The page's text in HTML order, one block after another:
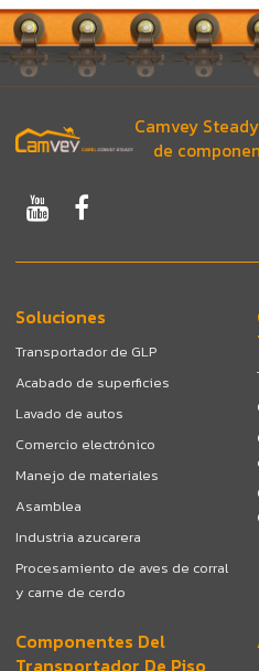
Camvey
de
Soluciones
Transportador de GLP
Acabado de superficies
Lavado de autos
Comercio electrónico
Manejo de materiales
Asamblea
Industria azucarera
Procesamiento de aves de corral
y carne de cerdo
Componentes Del